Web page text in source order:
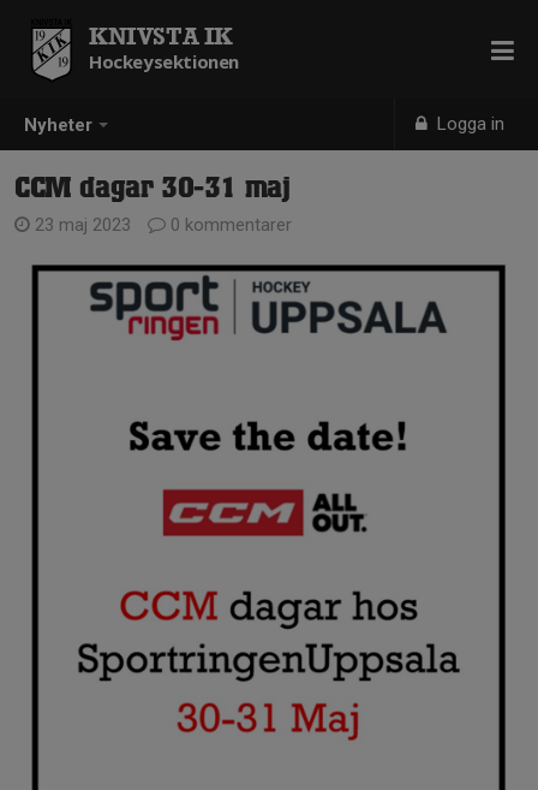
Nyheter Logga in
KNIVSTA IK
Hockeysektionen
CCM dagar 30-31 maj
23 maj 2023 0 kommentarer